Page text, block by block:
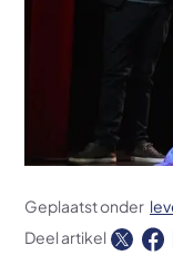
Geplaatst onder
Deel artikel